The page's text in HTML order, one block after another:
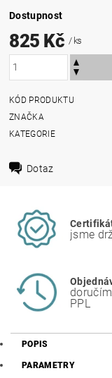
Dostupnost
825 Kč / ks
KÓD PRODUKTU
ZNAČKA
KATEGORIE
Dotaz
jsme
PPL
POPIS
PARAMETRY